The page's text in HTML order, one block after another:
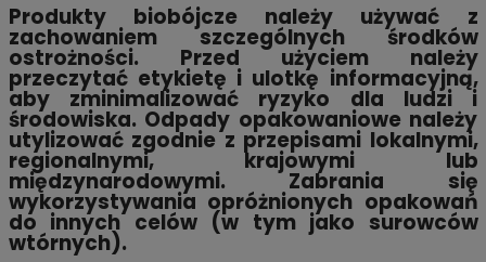
Produkty biobójcze należy używać z
zachowaniem szczególnych środków
ostrożności. Przed użyciem należy
przeczytać etykietę i ulotkę informacyjną,
aby zminimalizować ryzyko dla ludzi i
środowiska. Odpady opakowaniowe należy
utylizować zgodnie z przepisami lokalnymi,
regionalnymi, krajowymi lub
międzynarodowymi. Zabrania się
wykorzystywania opróżnionych opakowań
do innych celów (w tym jako surowców
wtórnych).